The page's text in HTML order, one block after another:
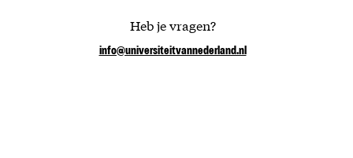
Heb je vragen?
info@universiteitvannederland.nl